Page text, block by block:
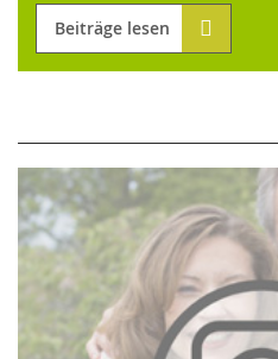
Beiträge lesen